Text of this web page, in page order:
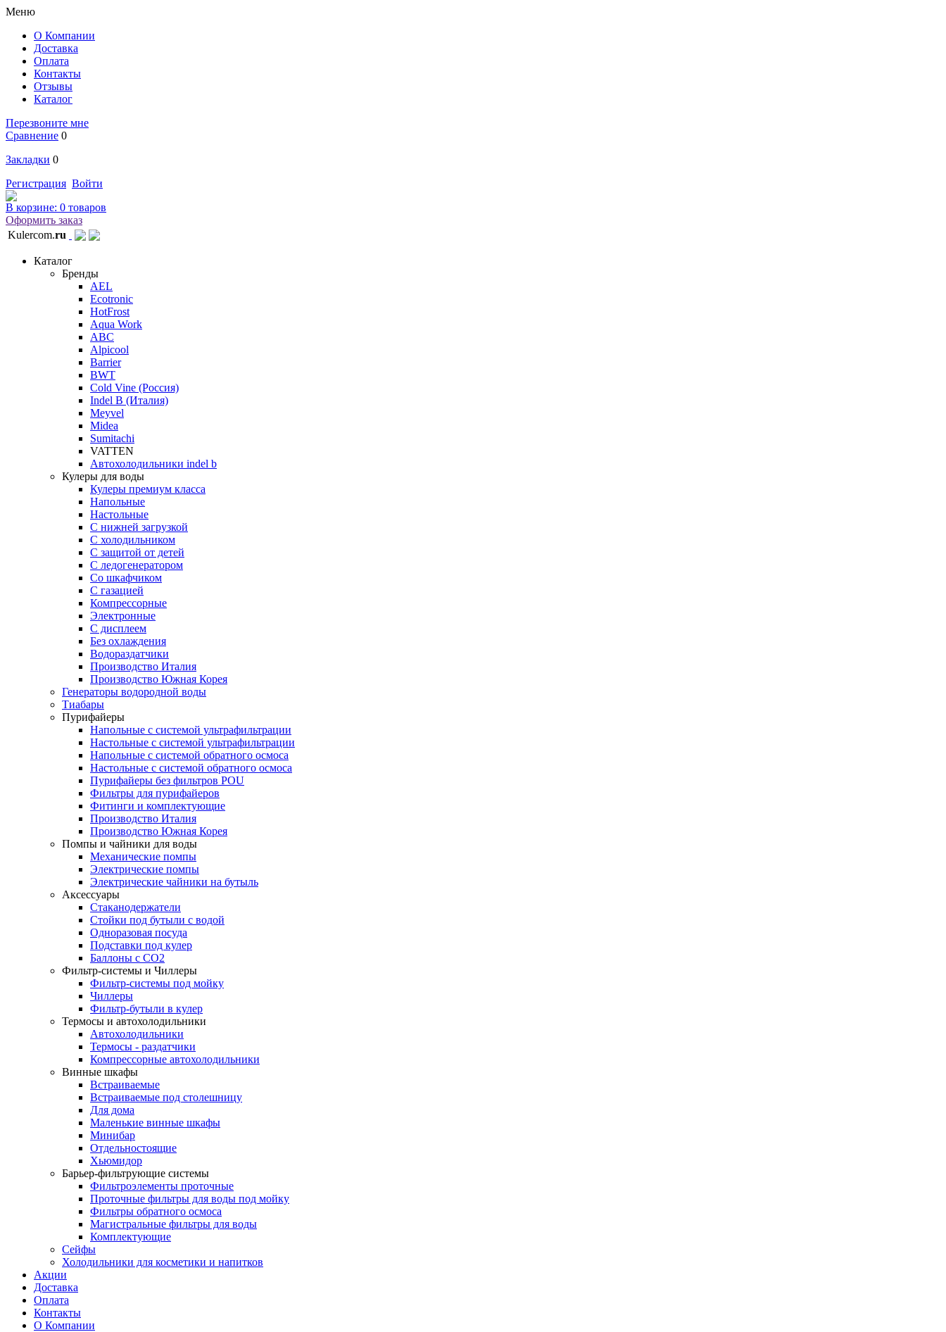
Меню
О Компании
Доставка
Оплата
Контакты
Отзывы
Каталог
Перезвоните мне
Сравнение 0
Закладки 0
Регистрация Войти
В корзине: 0 товаров
Оформить заказ
Kulercom.ru
Каталог
Бренды
AEL
Ecotronic
HotFrost
Aqua Work
ABC
Alpicool
Barrier
BWT
Cold Vine (Россия)
Indel B (Италия)
Meyvel
Midea
Sumitachi
VATTEN
Автохолодильники indel b
Кулеры для воды
Кулеры премиум класса
Напольные
Настольные
С нижней загрузкой
С холодильником
С защитой от детей
С ледогенератором
Со шкафчиком
С газацией
Компрессорные
Электронные
С дисплеем
Без охлаждения
Водораздатчики
Производство Италия
Производство Южная Корея
Генераторы водородной воды
Тиабары
Пурифайеры
Напольные с системой ультрафильтрации
Настольные с системой ультрафильтрации
Напольные с системой обратного осмоса
Настольные с системой обратного осмоса
Пурифайеры без фильтров POU
Фильтры для пурифайеров
Фитинги и комплектующие
Производство Италия
Производство Южная Корея
Помпы и чайники для воды
Механические помпы
Электрические помпы
Электрические чайники на бутыль
Аксессуары
Стаканодержатели
Стойки под бутыли с водой
Одноразовая посуда
Подставки под кулер
Баллоны с СО2
Фильтр-системы и Чиллеры
Фильтр-системы под мойку
Чиллеры
Фильтр-бутыли в кулер
Термосы и автохолодильники
Автохолодильники
Термосы - раздатчики
Компрессорные автохолодильники
Винные шкафы
Встраиваемые
Встраиваемые под столешницу
Для дома
Маленькие винные шкафы
Минибар
Отдельностоящие
Хьюмидор
Барьер-фильтрующие системы
Фильтроэлементы проточные
Проточные фильтры для воды под мойку
Фильтры обратного осмоса
Магистральные фильтры для воды
Комплектующие
Сейфы
Холодильники для косметики и напитков
Акции
Доставка
Оплата
Контакты
О Компании